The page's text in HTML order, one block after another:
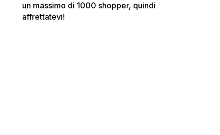
un massimo di 1000 shopper, quindi
affrettatevi!